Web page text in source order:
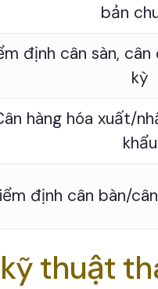
bản
định cân sàn,
kỳ
hàng hóa xuất/
khẩu
định cân bàn/
thuật